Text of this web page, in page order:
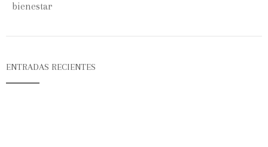
bienestar
ENTRADAS RECIENTES